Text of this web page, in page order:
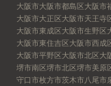
大阪市大阪市都島区大阪市
大阪市大正区大阪市天王寺
大阪市東成区大阪市生野区
大阪市東住吉区大阪市西成
大阪市平野区大阪市北区大
堺市南区堺市北区堺市美原
守口市枚方市茨木市八尾市